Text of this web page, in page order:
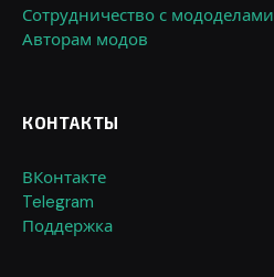
Сотрудничество с мододелами
Авторам модов
КОНТАКТЫ
ВКонтакте
Telegram
Поддержка